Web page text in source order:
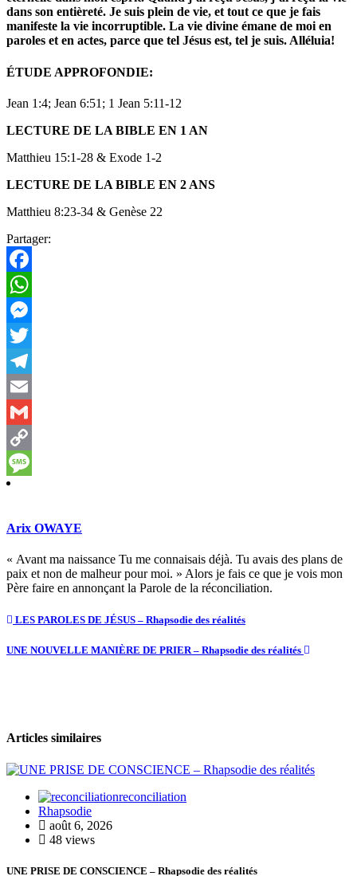
dans son entièreté. Je suis plein de vie, et tout ce que je fais
manifeste la vie incorruptible. La vie divine émane de moi en
paroles et en actes, parce que tel Jésus est, tel je suis. Alléluia!
ÉTUDE APPROFONDIE:
Jean 1:4; Jean 6:51; 1 Jean 5:11-12
LECTURE DE LA BIBLE EN 1 AN
Matthieu 15:1-28 & Exode 1-2
LECTURE DE LA BIBLE EN 2 ANS
Matthieu 8:23-34 & Genèse 22
Partager:
Facebook
WhatsApp
Messenger
Twitter
Telegram
Email
Gmail
Copy
Link
Message
Arix OWAYE
« Avant ma naissance Tu me connaisais déjà. Tu avais des plans de
paix et non de malheur pour moi. » Alors je fais ce que je vois mon
Père faire en annonçant la Parole de la réconciliation.
LES PAROLES DE JÉSUS – Rhapsodie des réalités
UNE NOUVELLE MANIÈRE DE PRIER – Rhapsodie des réalités
Articles similaires
reconciliation
Rhapsodie
août 6, 2026
48 views
UNE PRISE DE CONSCIENCE – Rhapsodie des réalités